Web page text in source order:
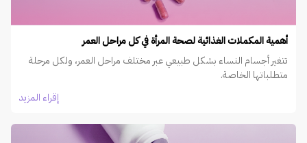
أهمية المكملات الغذائية لصحة المرأة في كل مراحل العمر
تتغير أجسام النساء بشكل طبيعي عبر مختلف مراحل العمر، ولكل مرحلة
متطلباتها الخاصة.
إقراء المزيد